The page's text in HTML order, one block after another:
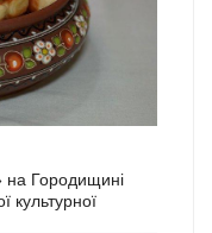
на Городищині
культурної